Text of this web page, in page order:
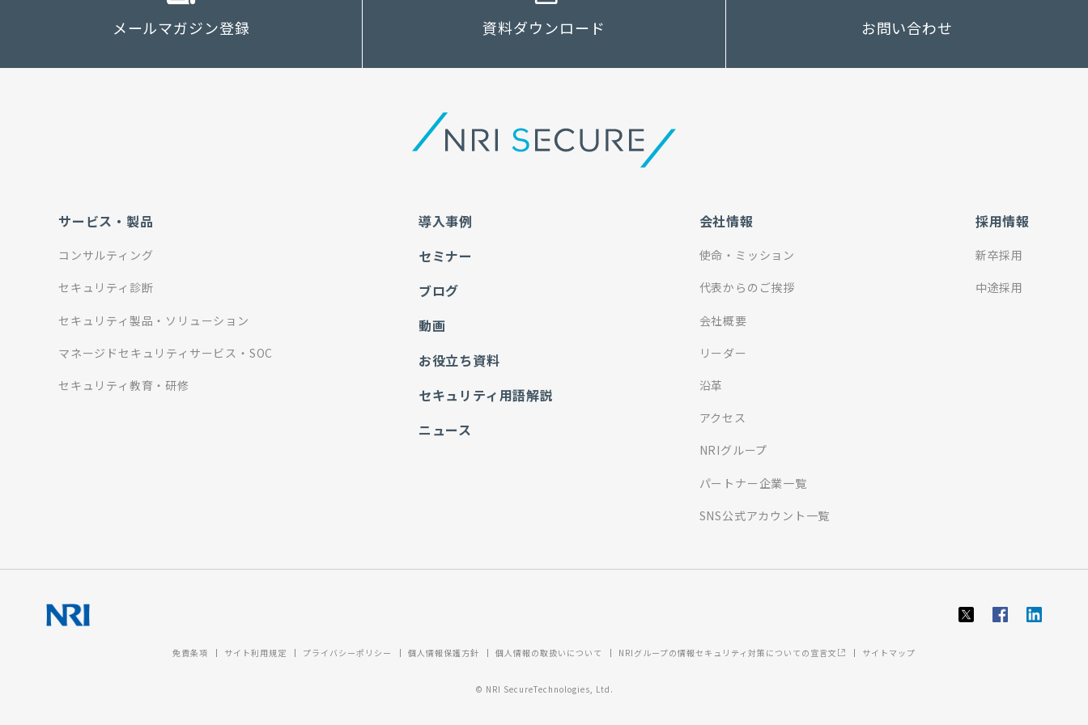
メールマガジン登録 資料ダウンロード お問い合わせ
サービス・製品
コンサルティング
セキュリティ診断
セキュリティ製品・ソリューション
マネージドセキュリティサービス・SOC
セキュリティ教育・研修
導入事例
セミナー
ブログ
動画
お役立ち資料
セキュリティ用語解説
ニュース
会社情報
使命・ミッション
代表からのご挨拶
会社概要
リーダー
沿革
アクセス
NRIグループ
パートナー企業一覧
SNS公式アカウント一覧
採用情報
新卒採用
中途採用
免責条項 サイト利用規定 プライバシーポリシー 個人情報保護方針 個人情報の取扱いについて NRIグループの情報セキュリティ対策についての宣言文 サイトマップ
© NRI SecureTechnologies, Ltd.